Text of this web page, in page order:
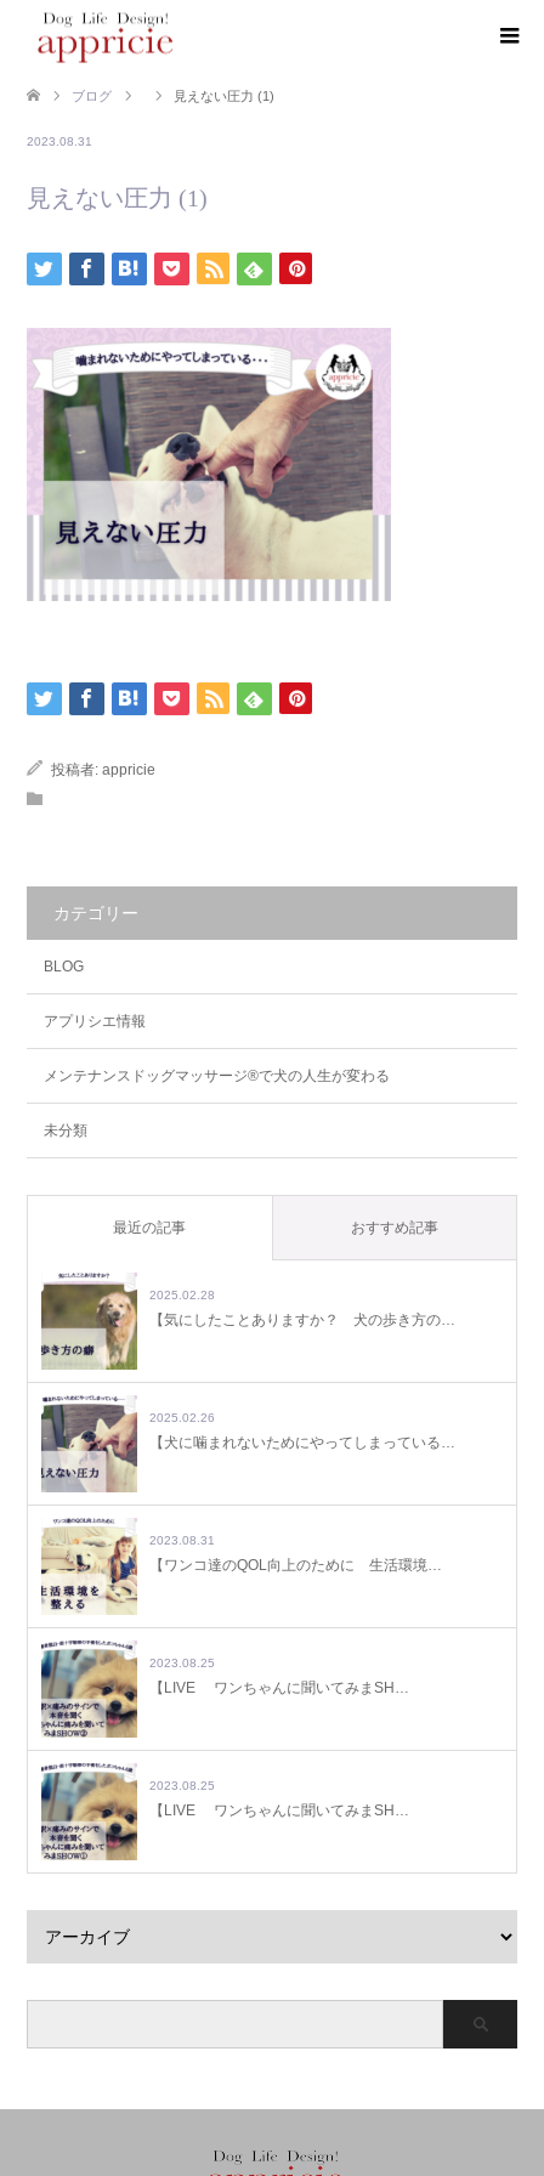
ブログ 見えない圧力 (1)
2023.08.31
見えない圧力 (1)
投稿者: appricie
カテゴリー
BLOG
アプリシエ情報
メンテナンスドッグマッサージ®で犬の人生が変わる
未分類
最近の記事 おすすめ記事
2025.02.28
【気にしたことありますか？ 犬の歩き方の…
2025.02.26
【犬に噛まれないためにやってしまっている…
2023.08.31
【ワンコ達のQOL向上のために 生活環境…
2023.08.25
【LIVE ワンちゃんに聞いてみまSH…
2023.08.25
【LIVE ワンちゃんに聞いてみまSH…